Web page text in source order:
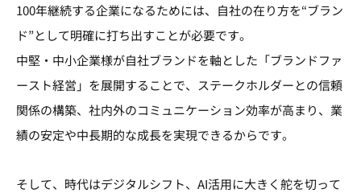
100年継続する企業になるためには、自社の在り方を“ブラン
ド”として明確に打ち出すことが必要です。
中堅・中小企業様が自社ブランドを軸とした「ブランドファ
ースト経営」を展開することで、ステークホルダーとの信頼
関係の構築、社内外のコミュニケーション効率が高まり、業
績の安定や中長期的な成長を実現できるからです。
そして、時代はデジタルシフト、AI活用に大きく舵を切って